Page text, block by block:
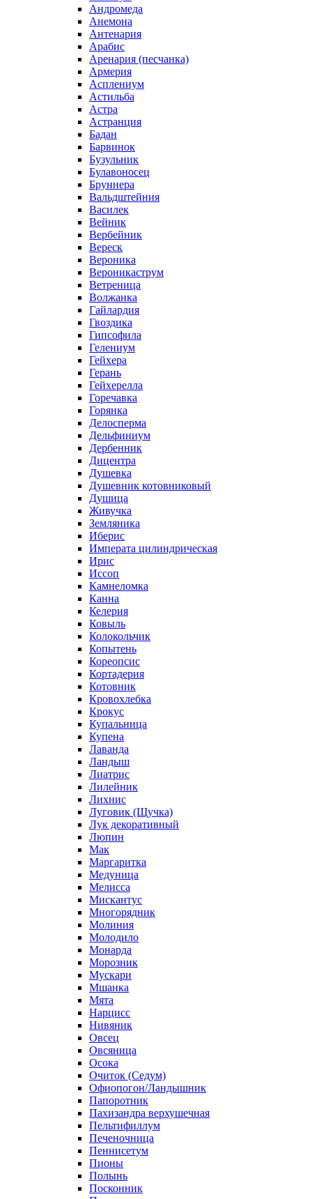
Андромеда
Анемона
Антенария
Арабис
Аренария (песчанка)
Армерия
Асплениум
Астильба
Астра
Астранция
Бадан
Барвинок
Бузульник
Булавоносец
Бруннера
Вальдштейния
Василек
Вейник
Вербейник
Вереск
Вероника
Вероникаструм
Ветреница
Волжанка
Гайлардия
Гвоздика
Гипсофила
Гелениум
Гейхера
Герань
Гейхерелла
Горечавка
Горянка
Делосперма
Дельфиниум
Дербенник
Дицентра
Душевка
Душевник котовниковый
Душица
Живучка
Земляника
Иберис
Императа цилиндрическая
Ирис
Иссоп
Камнеломка
Канна
Келерия
Ковыль
Колокольчик
Копытень
Кореопсис
Кортадерия
Котовник
Кровохлебка
Крокус
Купальница
Купена
Лаванда
Ландыш
Лиатрис
Лилейник
Лихнис
Луговик (Щучка)
Лук декоративный
Люпин
Мак
Маргаритка
Медуница
Мелисса
Мискантус
Многорядник
Молиния
Молодило
Монарда
Морозник
Мускари
Мшанка
Мята
Нарцисс
Нивяник
Овсец
Овсяница
Осока
Очиток (Седум)
Офиопогон/Ландышник
Папоротник
Пахизандра верхушечная
Пельтифиллум
Печеночница
Пеннисетум
Пионы
Полынь
Посконник